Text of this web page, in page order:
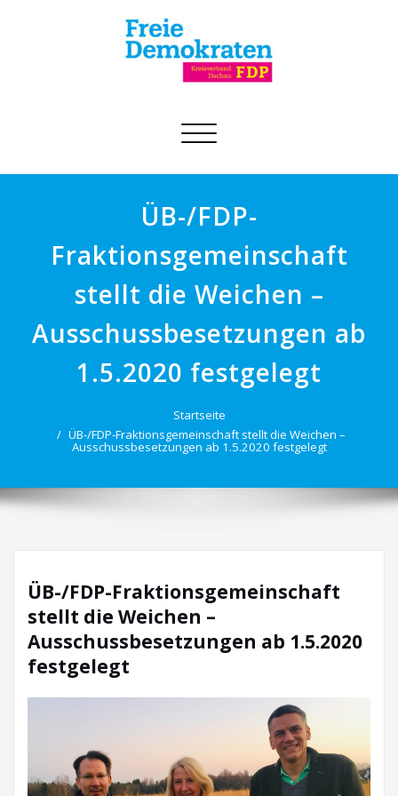
Schalte
ÜB-/FDP-
Fraktionsgemeinschaft
stellt die Weichen –
Ausschussbesetzungen ab
1.5.2020 festgelegt
Startseite
ÜB-/FDP-Fraktionsgemeinschaft stellt die Weichen –
Ausschussbesetzungen ab 1.5.2020 festgelegt
ÜB-/FDP-Fraktionsgemeinschaft
stellt die Weichen –
Ausschussbesetzungen ab 1.5.2020
festgelegt